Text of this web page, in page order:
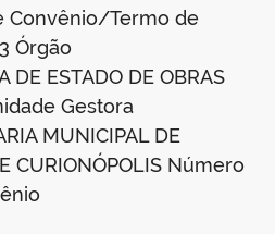
Convênio/Termo de
Órgão
DE ESTADO DE OBRAS
Gestora
MUNICIPAL DE
CURIONÓPOLIS Número